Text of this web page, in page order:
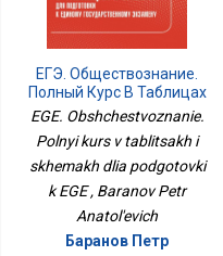
ЕГЭ. Обществознание.
Полный Курс В Таблицах
И Схемах Для
EGE. Obshchestvoznanie.
Polnyi kurs v tablitsakh i
skhemakh dlia podgotovki
k EGE , Baranov Petr
Anatol'evich
Баранов Петр